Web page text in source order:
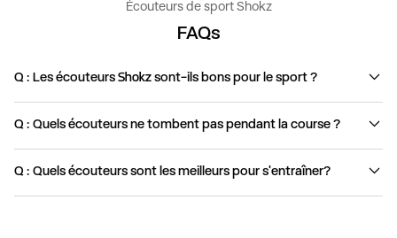
Écouteurs de sport Shokz
FAQs
Q : Les écouteurs Shokz sont-ils bons pour le sport ?
Q : Quels écouteurs ne tombent pas pendant la course ?
Q : Quels écouteurs sont les meilleurs pour s'entraîner?